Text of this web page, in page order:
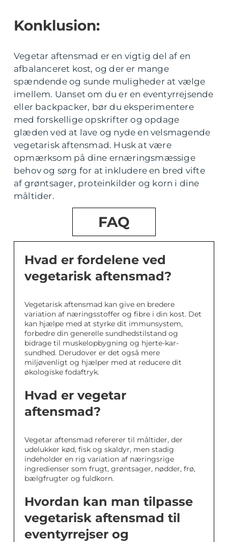
Konklusion:
Vegetar aftensmad er en vigtig del af en
afbalanceret kost, og der er mange
spændende og sunde muligheder at vælge
imellem. Uanset om du er en eventyrrejsende
eller backpacker, bør du eksperimentere
med forskellige opskrifter og opdage
glæden ved at lave og nyde en velsmagende
vegetarisk aftensmad. Husk at være
opmærksom på dine ernæringsmæssige
behov og sørg for at inkludere en bred vifte
af grøntsager, proteinkilder og korn i dine
måltider.
FAQ
Hvad er fordelene ved
vegetarisk aftensmad?
Vegetarisk aftensmad kan give en bredere
variation af næringsstoffer og fibre i din kost. Det
kan hjælpe med at styrke dit immunsystem,
forbedre din generelle sundhedstilstand og
bidrage til muskelopbygning og hjerte-kar-
sundhed. Derudover er det også mere
miljøvenligt og hjælper med at reducere dit
økologiske fodaftryk.
Hvad er vegetar
aftensmad?
Vegetar aftensmad refererer til måltider, der
udelukker kød, fisk og skaldyr, men stadig
indeholder en rig variation af næringsrige
ingredienser som frugt, grøntsager, nødder, frø,
bælgfrugter og fuldkorn.
Hvordan kan man tilpasse
vegetarisk aftensmad til
eventyrrejser og